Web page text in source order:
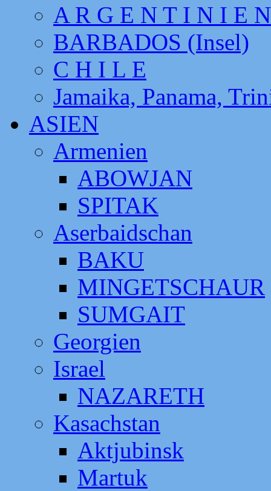
A R G E N T I N I E N
BARBADOS (Insel)
C H I L E
Jamaika, Panama,
ASIEN
Armenien
ABOWJAN
SPITAK
Aserbaidschan
BAKU
MINGETSCHAUR
SUMGAIT
Georgien
Israel
NAZARETH
Kasachstan
Aktjubinsk
Martuk